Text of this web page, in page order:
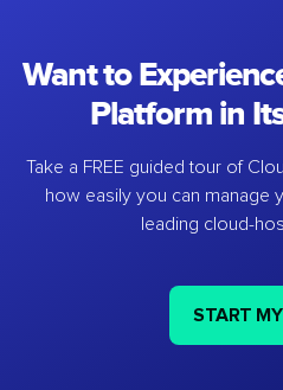
Want to
Platform in
Take a FREE guided tour of
how easily you can manage
leading cloud-
START